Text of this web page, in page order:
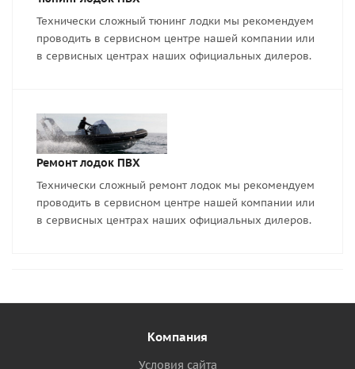
Технически сложный тюнинг лодки мы рекомендуем
проводить в сервисном центре нашей компании или
в сервисных центрах наших официальных дилеров.
Ремонт лодок ПВХ
Технически сложный ремонт лодок мы рекомендуем
проводить в сервисном центре нашей компании или
в сервисных центрах наших официальных дилеров.
Компания
Условия сайта